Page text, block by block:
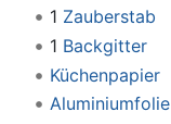
1 Zauberstab
1 Backgitter
Küchenpapier
Aluminiumfolie